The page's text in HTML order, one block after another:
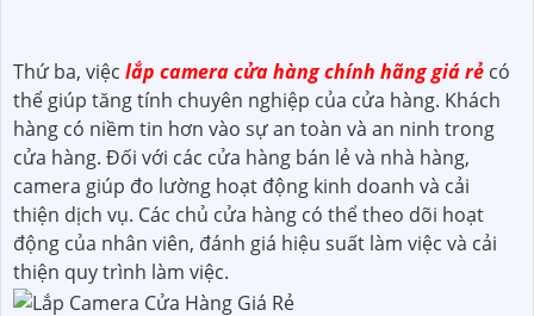
Thứ ba, việc lắp camera cửa hàng chính hãng giá rẻ có
thể giúp tăng tính chuyên nghiệp của cửa hàng. Khách
hàng có niềm tin hơn vào sự an toàn và an ninh trong
cửa hàng. Đối với các cửa hàng bán lẻ và nhà hàng,
camera giúp đo lường hoạt động kinh doanh và cải
thiện dịch vụ. Các chủ cửa hàng có thể theo dõi hoạt
động của nhân viên, đánh giá hiệu suất làm việc và cải
thiện quy trình làm việc.